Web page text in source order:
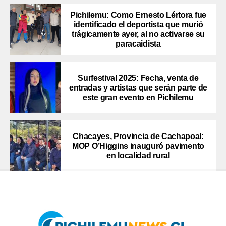
Pichilemu: Como Ernesto Lértora fue
identificado el deportista que murió
trágicamente ayer, al no activarse su
paracaidista
Surfestival 2025: Fecha, venta de
entradas y artistas que serán parte de
este gran evento en Pichilemu
Chacayes, Provincia de Cachapoal:
MOP O’Higgins inauguró pavimento
en localidad rural